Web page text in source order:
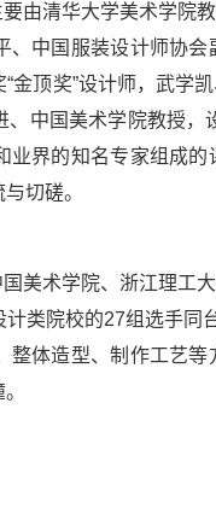
由清华大学美术学院
、中国服装设计师协
金顶奖”设计师，武学
中国美术学院教授
业界的知名专家组成
切磋。
美术学院、浙江理工
类院校的27组选手同
整体造型、制作工艺